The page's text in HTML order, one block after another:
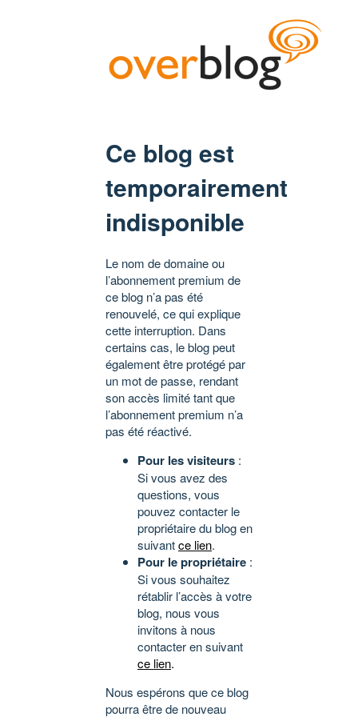
Ce blog est
temporairement
indisponible
Le nom de domaine ou
l’abonnement premium de
ce blog n’a pas été
renouvelé, ce qui explique
cette interruption. Dans
certains cas, le blog peut
également être protégé par
un mot de passe, rendant
son accès limité tant que
l’abonnement premium n’a
pas été réactivé.
Pour les visiteurs :
Si vous avez des
questions, vous
pouvez contacter le
propriétaire du blog en
suivantce lien.
Pour le propriétaire :
Si vous souhaitez
rétablir l’accès à votre
blog, nous vous
invitons à nous
contacter en suivant
ce lien.
Nous espérons que ce blog
pourra être de nouveau